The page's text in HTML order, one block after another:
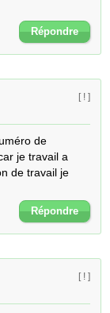
Répondre
[ ! ]
de
je travail a
de travail je
Répondre
[ ! ]